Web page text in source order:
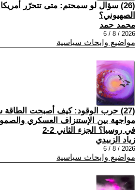
(26) سؤال لو سمحتم: متى تتحرّر
الصهيوني؟
محمد حمد
2026 / 8 / 6
مواضيع وابحاث سياسية
(27) حرب الوقود: كيف أصبحت الطاقة
مواجهة بين الإستنزاف العسكري
في روسيا؟ الجزء الثاني 2-2
زياد الزبيدي
2026 / 8 / 6
مواضيع وابحاث سياسية